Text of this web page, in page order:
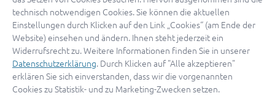
By continuing, you are indicating that you accept ourTerms of
ServiceandPrivacy Policy.
Sie haben noch keinen Zugang?Hier registrieren
oder als Anwalt registrieren.
technisch notwendigen Cookies. Sie können die aktuellen
Einstellungen durch Klicken auf den Link „Cookies“ (am Ende der
Website) einsehen und ändern. Ihnen steht jederzeit ein
Widerrufsrecht zu. Weitere Informationen finden Sie in unserer
Datenschutzerklärung. Durch Klicken auf "Alle akzeptieren"
erklären Sie sich einverstanden, dass wir die vorgenannten
Cookies zu Statistik- und zu Marketing-Zwecken setzen.